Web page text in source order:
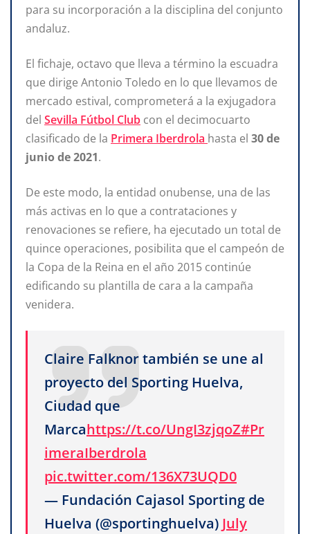
para su incorporación a la disciplina del conjunto
andaluz.
El fichaje, octavo que lleva a término la escuadra
que dirige Antonio Toledo en lo que llevamos de
mercado estival, comprometerá a la exjugadora
del Sevilla Fútbol Club con el decimocuarto
clasificado de la Primera Iberdrola hasta el 30 de
junio de 2021.
De este modo, la entidad onubense, una de las
más activas en lo que a contrataciones y
renovaciones se refiere, ha ejecutado un total de
quince operaciones, posibilita que el campeón de
la Copa de la Reina en el año 2015 continúe
edificando su plantilla de cara a la campaña
venidera.
Claire Falknor también se une al
proyecto del Sporting Huelva,
Ciudad que
Marcahttps://t.co/UngI3zjqoZ#Pr
imeraIberdrola
pic.twitter.com/136X73UQD0
— Fundación Cajasol Sporting de
Huelva (@sportinghuelva) July